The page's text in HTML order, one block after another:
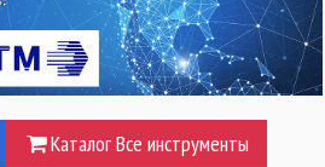
Каталог Все инструменты